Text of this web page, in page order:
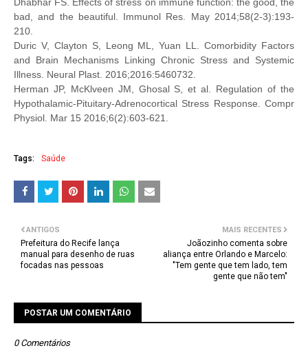
bad, and the beautiful. Immunol Res. May 2014;58(2-3):193-
210.
Duric V, Clayton S, Leong ML, Yuan LL. Comorbidity Factors
and Brain Mechanisms Linking Chronic Stress and Systemic
Illness. Neural Plast. 2016;2016:5460732.
Herman JP, McKlveen JM, Ghosal S, et al. Regulation of the
Hypothalamic-Pituitary-Adrenocortical Stress Response. Compr
Physiol. Mar 15 2016;6(2):603-621.
Tags: Saúde
MAIS RECENTES
Joãozinho comenta sobre
aliança entre Orlando e Marcelo:
"Tem gente que tem lado, tem
gente que não tem"
ANTIGOS
Prefeitura do Recife lança
manual para desenho de ruas
focadas nas pessoas
POSTAR UM COMENTÁRIO
0 Comentários